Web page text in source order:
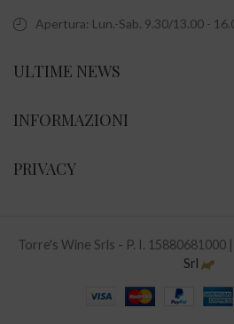
Apertura: Lun.-Sab. 9.30/13.00 -
ULTIME NEWS
INFORMAZIONI
PRIVACY
Torre's Wine Srls - P. I. 15880681000
Srl